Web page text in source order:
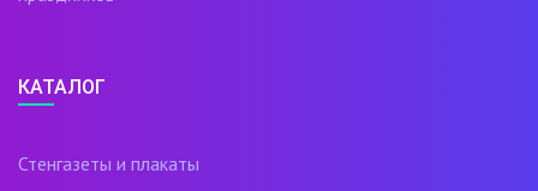
КАТАЛОГ
Стенгазеты и плакаты